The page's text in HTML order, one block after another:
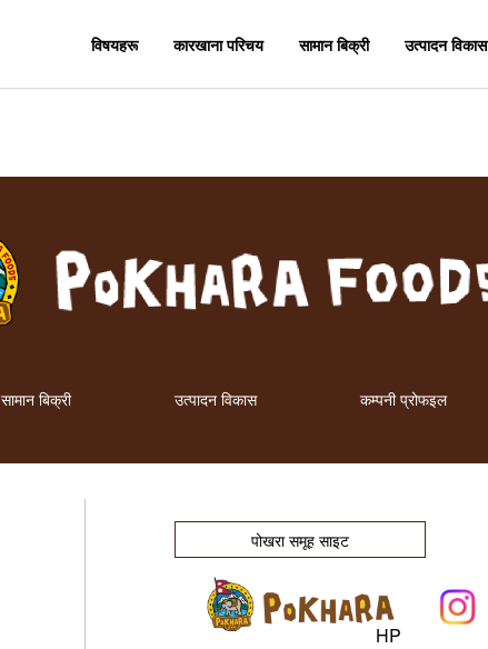
विषयहरू कारखाना परिचय सामान बिक्री उत्पादन विकास
सामान बिक्री उत्पादन विकास कम्पनी प्रोफइल
पोखरा समूह साइट
HP